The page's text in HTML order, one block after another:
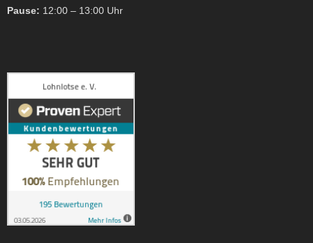
Pause: 12:00 – 13:00 Uhr